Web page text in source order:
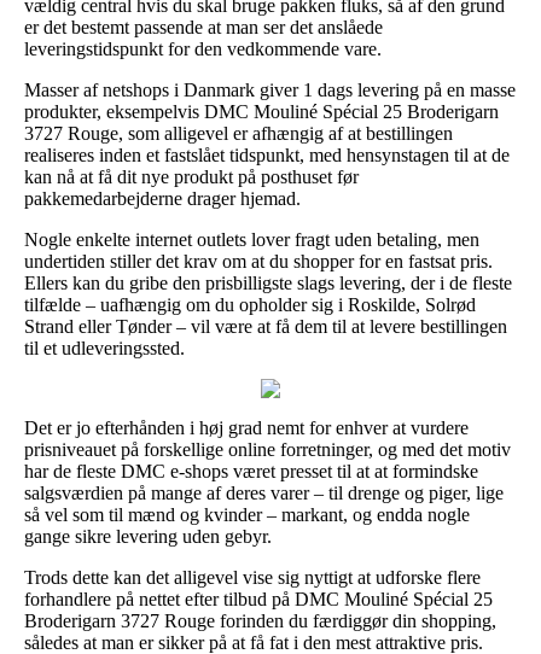
vældig central hvis du skal bruge pakken fluks, så af den grund
er det bestemt passende at man ser det anslåede
leveringstidspunkt for den vedkommende vare.
Masser af netshops i Danmark giver 1 dags levering på en masse
produkter, eksempelvis DMC Mouliné Spécial 25 Broderigarn
3727 Rouge, som alligevel er afhængig af at bestillingen
realiseres inden et fastslået tidspunkt, med hensynstagen til at de
kan nå at få dit nye produkt på posthuset før
pakkemedarbejderne drager hjemad.
Nogle enkelte internet outlets lover fragt uden betaling, men
undertiden stiller det krav om at du shopper for en fastsat pris.
Ellers kan du gribe den prisbilligste slags levering, der i de fleste
tilfælde – uafhængig om du opholder sig i Roskilde, Solrød
Strand eller Tønder – vil være at få dem til at levere bestillingen
til et udleveringssted.
Det er jo efterhånden i høj grad nemt for enhver at vurdere
prisniveauet på forskellige online forretninger, og med det motiv
har de fleste DMC e-shops været presset til at at formindske
salgsværdien på mange af deres varer – til drenge og piger, lige
så vel som til mænd og kvinder – markant, og endda nogle
gange sikre levering uden gebyr.
Trods dette kan det alligevel vise sig nyttigt at udforske flere
forhandlere på nettet efter tilbud på DMC Mouliné Spécial 25
Broderigarn 3727 Rouge forinden du færdiggør din shopping,
således at man er sikker på at få fat i den mest attraktive pris.